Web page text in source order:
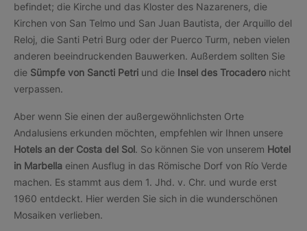
befindet; die Kirche und das Kloster des Nazareners, die
Kirchen von San Telmo und San Juan Bautista, der Arquillo del
Reloj, die Santi Petri Burg oder der Puerco Turm, neben vielen
anderen beeindruckenden Bauwerken. Außerdem sollten Sie
die Sümpfe von Sancti Petri und die Insel des Trocadero nicht
verpassen.
Aber wenn Sie einen der außergewöhnlichsten Orte
Andalusiens erkunden möchten, empfehlen wir Ihnen unsere
Hotels an der Costa del Sol. So können Sie von unserem Hotel
in Marbella einen Ausflug in das Römische Dorf von Río Verde
machen. Es stammt aus dem 1. Jhd. v. Chr. und wurde erst
1960 entdeckt. Hier werden Sie sich in die wunderschönen
Mosaiken verlieben.